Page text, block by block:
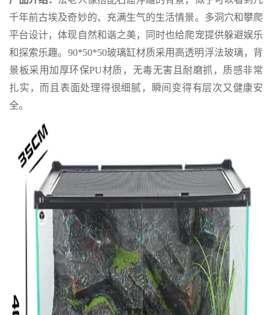
千年前古埃及奇妙的、充满生气的生活情景。多洞穴和攀爬
平台设计，体现自然和谐之美，同时也给爬宠提供躲避娱乐
和探索乐趣。90*50*50玻璃缸材质采用高透明浮法玻璃，背
景板采用加厚环保PU材质，无毒无害且耐磨抓，质感非常
扎实，而且表面处理得很细腻，瞬间变得有层次又健康安
全。